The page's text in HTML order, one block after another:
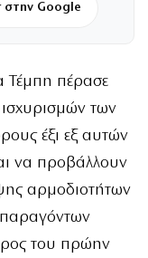
Google
Τέμπη πέρασε
των
έξι εξ αυτών
να προβάλλουν
αρμοδιοτήτων
του πρώην